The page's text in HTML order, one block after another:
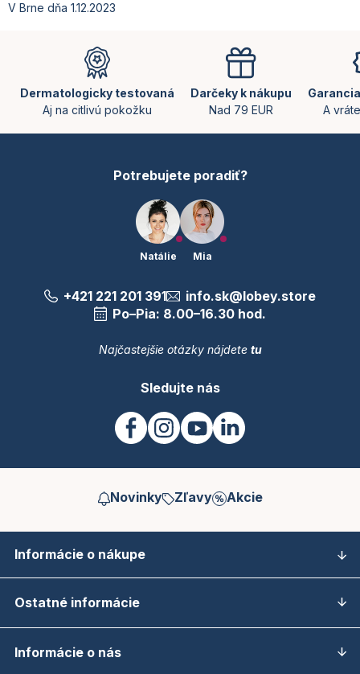
V Brne dňa 1.12.2023
Dermatologicky testovaná
Aj na citlivú pokožku
Darčeky k nákupu
Nad 79 EUR
A
Potrebujete poradiť?
Natálie Mia
+421 221 201 391
info.sk@lobey.store
Po–Pia: 8.00–16.30 hod.
Najčastejšie otázky nájdete tu
Sledujte nás
Novinky Zľavy Akcie
Informácie o nákupe
Ostatné informácie
Informácie o nás